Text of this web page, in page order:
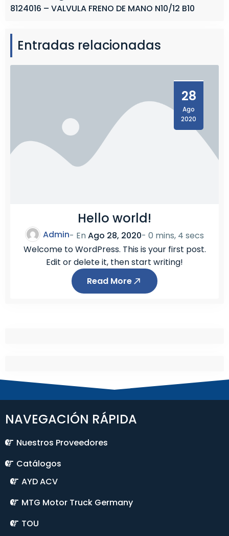
8124016 – VALVULA FRENO DE MANO N10/12 B10
Entradas relacionadas
28
Ago
2020
Hello world!
Admin- EnAgo 28, 2020- 0 mins, 4 secs
Welcome to WordPress. This is your first post.
Edit or delete it, then start writing!
Read More
NAVEGACIÓN RÁPIDA
Nuestros Proveedores
Catálogos
AYD ACV
MTG Motor Truck Germany
TOU